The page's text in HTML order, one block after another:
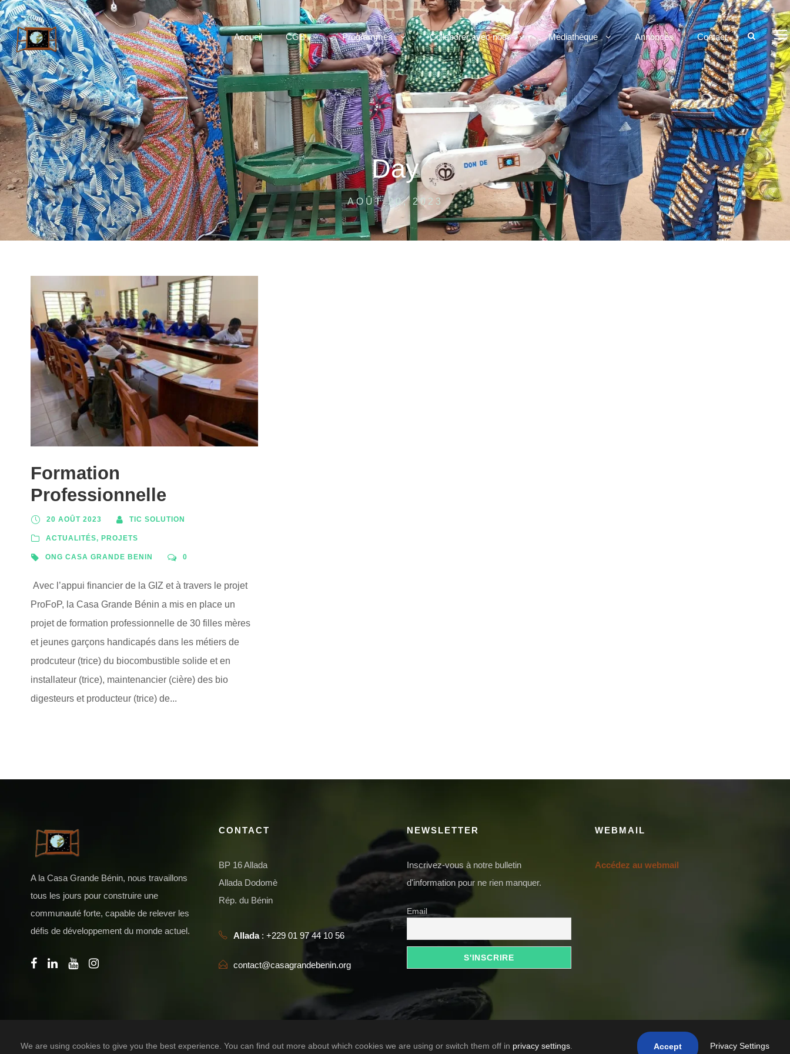
Accueil CGB Programmes Collaborer avec nous Médiathèque Annonces Contact
Day
AOÛT 20, 2023
Formation
Professionnelle
20 AOÛT 2023 TIC SOLUTION
ACTUALITÉS, PROJETS
ONG CASA GRANDE BENIN 0
Avec l’appui financier de la GIZ et à travers le projet
ProFoP, la Casa Grande Bénin a mis en place un
projet de formation professionnelle de 30 filles mères
et jeunes garçons handicapés dans les métiers de
prodcuteur (trice) du biocombustible solide et en
installateur (trice), maintenancier (cière) des bio
digesteurs et producteur (trice) de...
A la Casa Grande Bénin, nous travaillons
tous les jours pour construire une
communauté forte, capable de relever les
défis de développement du monde actuel.
CONTACT
BP 16 Allada
Allada Dodomè
Rép. du Bénin
Allada: +229 01 97 44 10 56
contact@casagrandebenin.org
NEWSLETTER
Inscrivez-vous à notre bulletin
d'information pour ne rien manquer.
Email
WEBMAIL
Accédez au webmail
Designed by TIC SOLUTION Copyright 2021 Casa Grande Bénin, tous droits réservés.
We are using cookies to give you the best experience. You can find out more about which cookies we are using or switch them off in privacy settings Accept Privacy Settings